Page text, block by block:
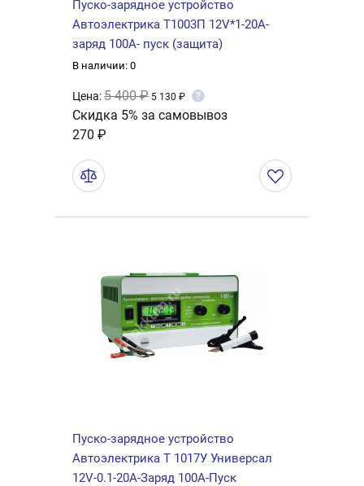
Пуско-зарядное устройство
Автоэлектрика Т1003П 12V*1-20А-
заряд 100А- пуск (защита)
В наличии: 0
Цена:5 400 ₽ 5 130 ₽ ?
Скидка 5% за самовывоз
270 ₽
Пуско-зарядное устройство
Автоэлектрика Т 1017У Универсал
12V-0.1-20A-Заряд 100А-Пуск